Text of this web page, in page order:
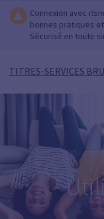
Connexion avec
bonnes pratiques
Sécurisé en toute
TITRES-SERVICES